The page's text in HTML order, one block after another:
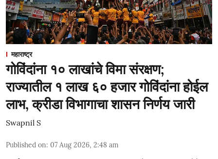
महाराष्ट्र
गोविंदांना १० लाखांचे विमा संरक्षण;
राज्यातील १ लाख ६० हजार गोविंदांना होईल
लाभ, क्रीडा विभागाचा शासन निर्णय जारी
Swapnil S
Published on: 07 Aug 2026, 2:48 am